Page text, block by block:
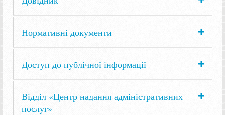
Нормативні документи
Доступ до публічної інформації
Відділ «Центр надання адміністративних
послуг»